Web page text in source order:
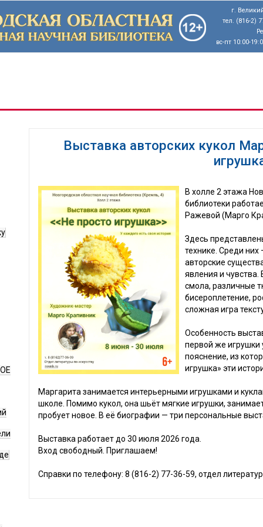
г.
тел. (816-2)
вс-пт 10:00-
Выставка авторских кукол
В холле 2 этажа
библиотеки
Ражевой (Марго
Здесь
технике. Среди них
авторские
явления и чувства.
смола, различные
бисероплетение,
сложная игра
Особенность
первой же игрушки
пояснение, из
игрушка» эти
Маргарита занимается интерьерными игрушками и
школе. Помимо кукол, она шьёт мягкие игрушки,
пробует новое. В её биографии — три персональные
Выставка работает до 30 июля 2026 года.
Вход свободный. Приглашаем!
Справки по телефону: 8 (816-2) 77-36-59, отдел